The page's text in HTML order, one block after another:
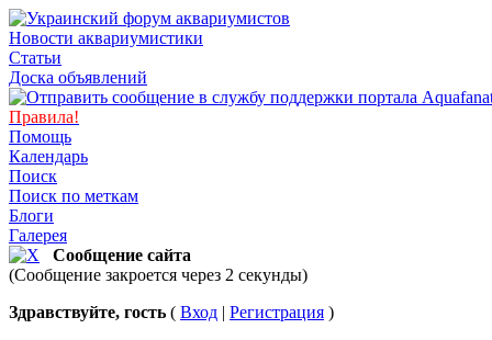
Новости аквариумистики
Статьи
Доска объявлений
Правила!
Помощь
Календарь
Поиск
Поиск по меткам
Блоги
Галерея
Сообщение сайта
(Сообщение закроется через 2 секунды)
Здравствуйте, гость ( Вход | Регистрация )